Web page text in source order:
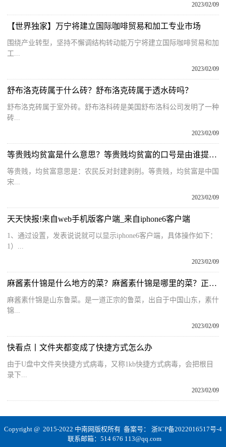
2023/02/09
【世界独家】万宁将建立国际咖啡贸易和加工专业市场
围绕产业转型，坚持不懈调结构转动能万宁将建立国际咖啡贸易和加
工...
2023/02/09
舒布洛克砖属于什么砖？舒布洛克砖属于透水砖吗？
舒布洛克砖属于室外砖。舒布洛科砖是美国舒布洛科公司发明了一种
砖...
2023/02/09
等贵贱均贫富是什么意思？等贵贱均贫富的口号是由谁提出？
等贵贱，均贫富意思是：农民反对封建剥削。等贵贱，均贫富是中国
宋...
2023/02/09
天天快报!来自web手机版客户端_来自iphone6客户端
1、通过设置，发表说说就可以显示iphone6客户端，具体操作如下：
1）...
2023/02/09
麻酱素什锦是什么地方的菜？麻酱素什锦是哪里的菜？正宗素什锦的做法大全
麻酱素什锦是山东鲁菜。是一道正宗的鲁菜，出自于中国山东，素什
锦...
2023/02/09
快看点丨文件夹都变成了快捷方式怎么办
由于U盘中文件夹快捷方式病毒，又称1kb快捷方式病毒，会把根目
录下...
2023/02/09
Copyright @ 2015-2022 中南网版权所有 备案号： 浙ICP备2022016517号-4
联系邮箱：514 676 113@qq.com